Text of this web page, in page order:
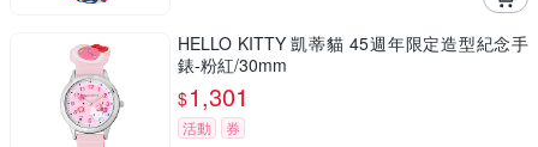
HELLO KITTY 凱蒂貓 45週年限定造型紀念手
錶-粉紅/30mm
$1,301
活動 券